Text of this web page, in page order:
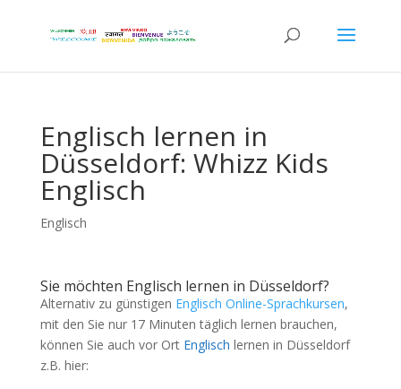
Englisch lernen in
Düsseldorf: Whizz Kids
Englisch
Englisch
Sie möchten Englisch lernen in Düsseldorf?
Alternativ zu günstigen Englisch Online-Sprachkursen,
mit den Sie nur 17 Minuten täglich lernen brauchen,
können Sie auch vor Ort Englisch lernen in Düsseldorf
z.B. hier: